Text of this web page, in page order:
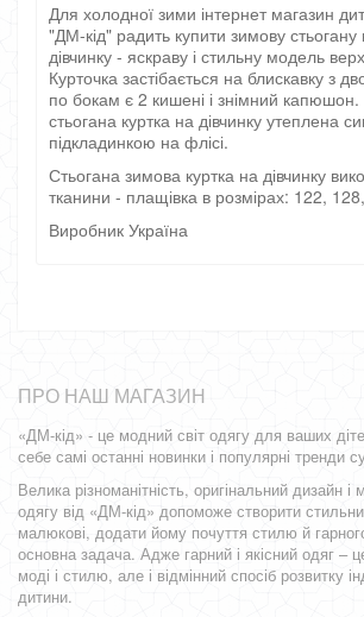
Для холодної зими інтернет магазин
"ДМ-кід" радить купити зимову стьогану
дівчинку - яскраву і стильну модель
Курточка застібається на блискавку з
по бокам є 2 кишені і знімний
стьогана куртка на дівчинку утеплена
підкладинкою на флісі.
Стьогана зимова куртка на дівчинку
тканини - плащівка в розмірах: 122,
Виробник Україна
ПРО НАШ МАГАЗИН
«ДМ-кід» - це модний світ одягу для ваших
себе самі останні новинки і популярні тренди
Велика різноманітність, оригінальний дизайн і
одягу від «ДМ-кід» допоможе створити
малюкові, додати йому почуття стилю й
основна задача. Адже гарний і якісний одяг –
моді і стилю, але і відмінний спосіб розвитку
дитини.